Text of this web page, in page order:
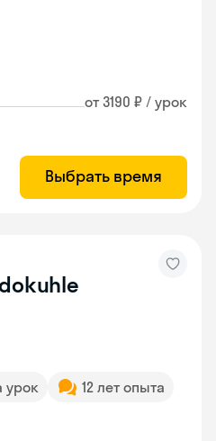
от 3190 ₽ / урок
Выбрать время
урок
12 лет опыта